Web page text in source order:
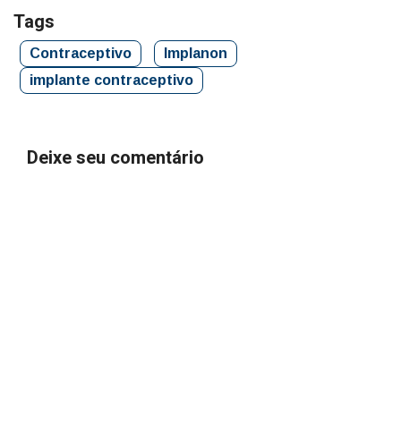
Tags
Contraceptivo
Implanon
implante contraceptivo
Deixe seu comentário